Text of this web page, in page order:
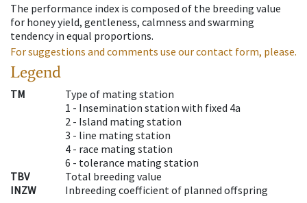
The performance index is composed of the breeding value
for honey yield, gentleness, calmness and swarming
tendency in equal proportions.
For suggestions and comments use our contact form, please.
Legend
TM
Type of mating station
1 - Insemination station with fixed 4a
2 - Island mating station
3 - line mating station
4 - race mating station
6 - tolerance mating station
TBV
Total breeding value
INZW
Inbreeding coefficient of planned offspring